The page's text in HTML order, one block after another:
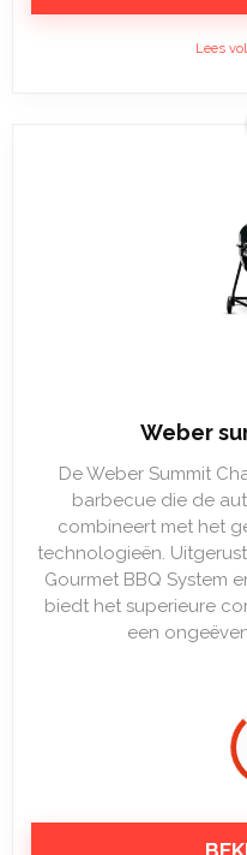
Lees
Weber
De Weber Summit
barbecue die de
combineert met het
technologieën.
Gourmet BBQ System
biedt het superieure
een